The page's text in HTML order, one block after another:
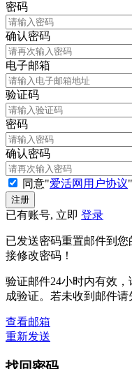
密码
确认密码
电子邮箱
验证码
密码
确认密码
同意"爱活网用户协议"
已有账号, 立即 登录
已发送密码重置邮件到
接修改密码！
验证邮件24小时内有效
成验证。若未收到邮件请
查看邮箱
重新发送